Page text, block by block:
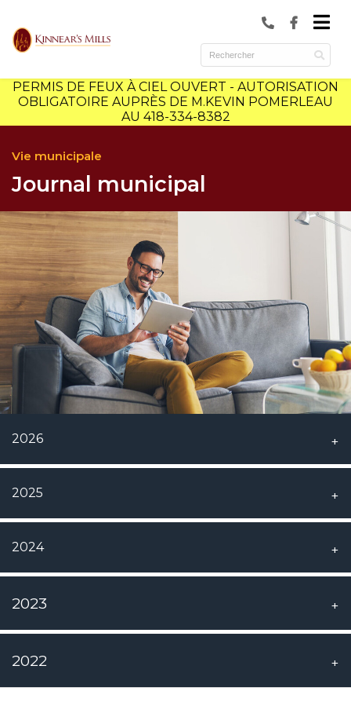
(Municipalité )
(Culture et loisirs )
PERMIS DE FEUX À CIEL OUVERT - AUTORISATION
OBLIGATOIRE AUPRÈS DE M.KEVIN POMERLEAU
AU 418-334-8382
Vie municipale
Journal municipal
2026
2025
2024
2023
2022